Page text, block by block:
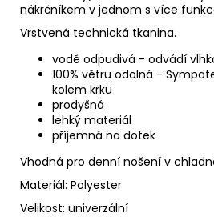
nákrčníkem v jednom s více
Vrstvená technická tkanina.
vodě odpudivá - odvádí
100% větru odolná -
kolem krku
prodyšná
lehký materiál
příjemná na dotek
Vhodná pro denní nošení v
Materiál: Polyester
Velikost: univerzální